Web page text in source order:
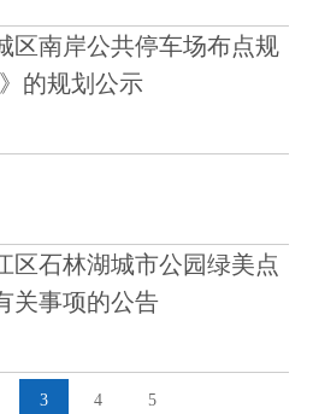
区南岸公共停车场布点规
的规划公示
区石林湖城市公园绿美点
关事项的公告
3 4 5